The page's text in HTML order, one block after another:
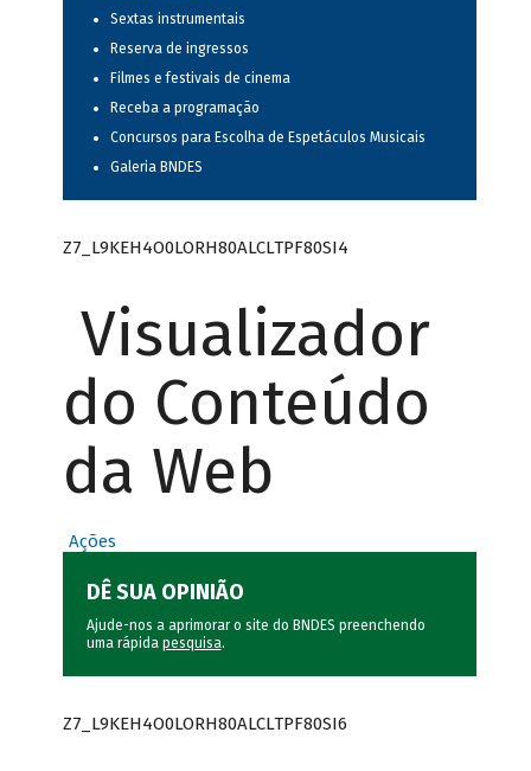
Sextas instrumentais
Reserva de ingressos
Filmes e festivais de cinema
Receba a programação
Concursos para Escolha de Espetáculos Musicais
Galeria BNDES
Z7_L9KEH4O0LORH80ALCLTPF80SI4
Visualizador
do Conteúdo
da Web
Ações
DÊ SUA OPINIÃO
Ajude-nos a aprimorar o site do BNDES preenchendo
uma rápida pesquisa.
Z7_L9KEH4O0LORH80ALCLTPF80SI6